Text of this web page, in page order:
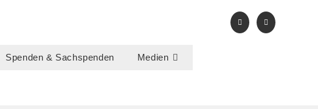
Spenden & Sachspenden Medien